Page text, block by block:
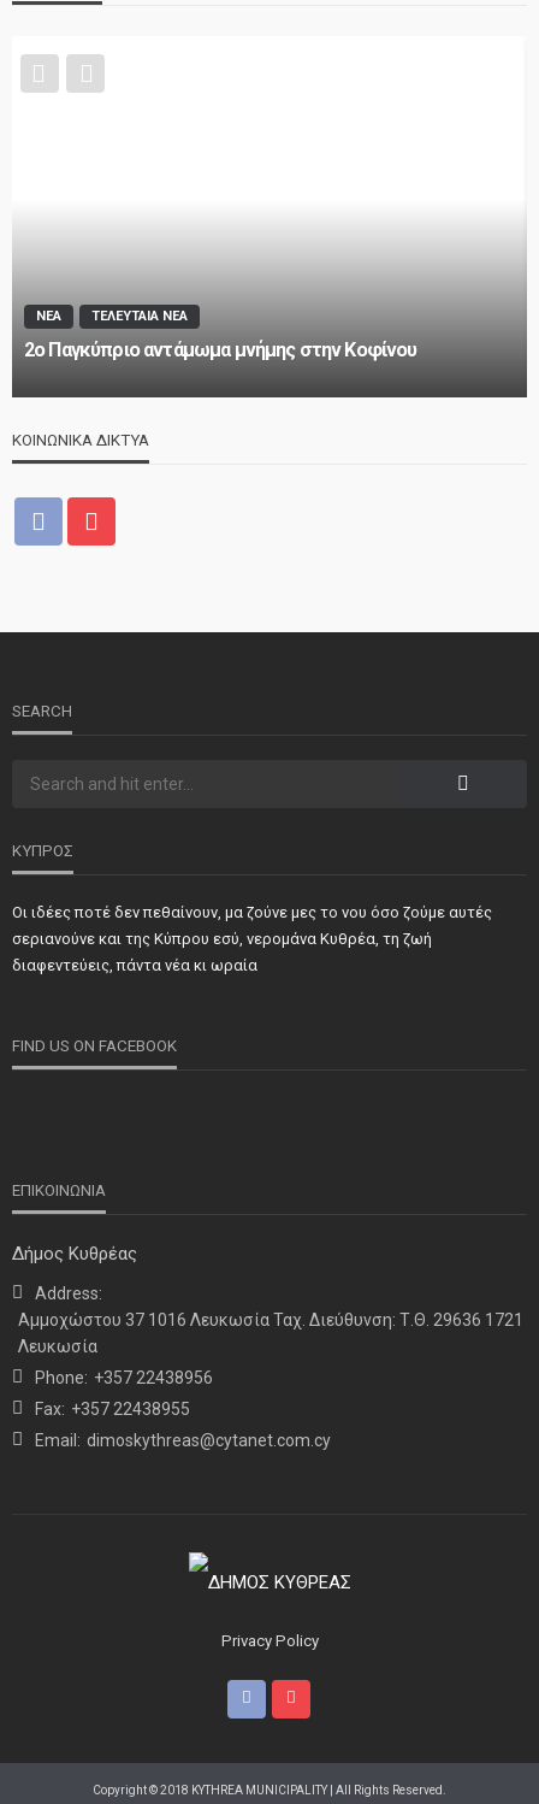
ΝΕΑ ΤΕΛΕΥΤΑΙΑ ΝΕΑ
2o Παγκύπριο αντάμωμα μνήμης στην Κοφίνου
ΚΟΙΝΩΝΙΚΑ ΔΙΚΤΥΑ
SEARCH
ΚΥΠΡΟΣ
Οι ιδέες ποτέ δεν πεθαίνουν, μα ζούνε μες το νου όσο ζούμε αυτές
σεριανούνε και της Κύπρου εσύ, νερομάνα Κυθρέα, τη ζωή
διαφεντεύεις, πάντα νέα κι ωραία
FIND US ON FACEBOOK
ΕΠΙΚΟΙΝΩΝΙΑ
Δήμος Κυθρέας
Address:
Αμμοχώστου 37 1016 Λευκωσία Ταχ. Διεύθυνση: Τ.Θ. 29636 1721
Λευκωσία
Phone: +357 22438956
Fax: +357 22438955
Email: dimoskythreas@cytanet.com.cy
Privacy Policy
Copyright © 2018 KYTHREA MUNICIPALITY | All Rights Reserved.